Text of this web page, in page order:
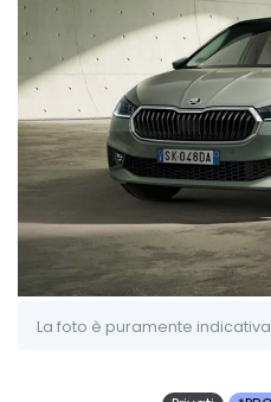
La foto è puramente